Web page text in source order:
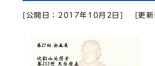
[公開日：2017年10月2日] [更